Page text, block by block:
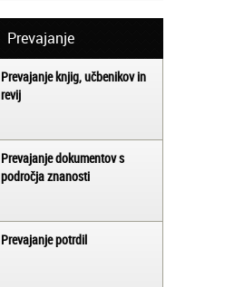
Prevajanje
Prevajanje knjig, učbenikov in
revij
Prevajanje dokumentov s
področja znanosti
Prevajanje potrdil